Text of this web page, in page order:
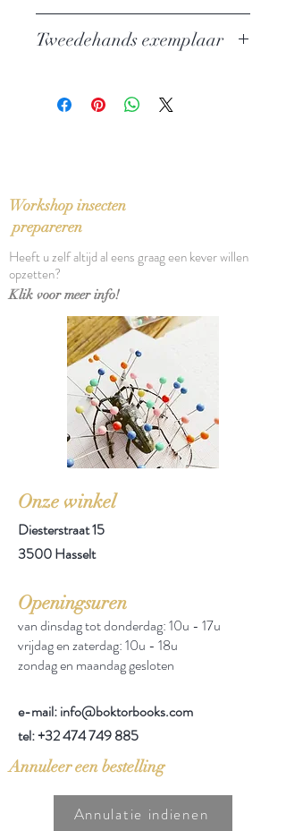
Uitgever: De Haan
Bindwijze: Paperback
Tweedehands exemplaar
Workshop insecten
prepareren
Heeft u zelf altijd al eens graag een kever willen
opzetten?
Klik voor meer info!
Onze winkel
Diesterstraat 15
3500 Hasselt
Openingsuren
van dinsdag tot donderdag: 10u - 17u
vrijdag en zaterdag: 10u - 18u
zondag en maandag gesloten
e-mail: info@boktorbooks.com
tel:+32 474 749 885
Annuleer een bestelling
Annulatie indienen